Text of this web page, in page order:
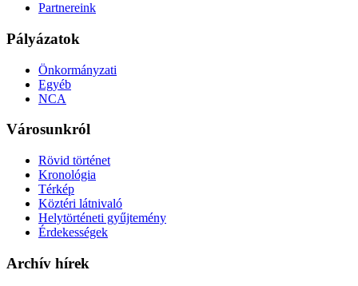
Partnereink
Pályázatok
Önkormányzati
Egyéb
NCA
Városunkról
Rövid történet
Kronológia
Térkép
Köztéri látnivaló
Helytörténeti gyűjtemény
Érdekességek
Archív hírek